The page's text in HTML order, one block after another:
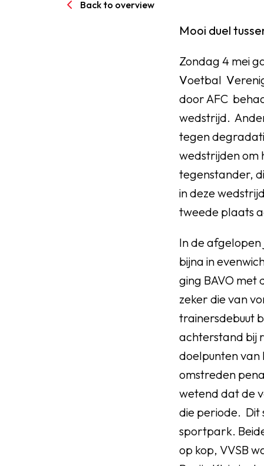
Back to overview
Mooi duel
Zondag 4 mei
Voetbal V
door AFC
wedstrijd.
tegen
wedstrijden om
tegenstander,
in deze
tweede plaats
In de afgelopen
bijna in
ging BAVO
zeker die van
trainersdebuut
achterstand bij
doelpunten van
omstreden
wetend dat de
die periode. Dit
sportpark.
op kop, VVSB